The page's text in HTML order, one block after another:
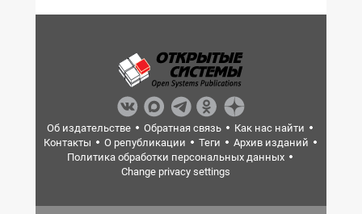
Об издательстве Обратная связь
Как нас найти
Контакты
О републикации Теги
Архив изданий
Политика обработки персональных данных
Change privacy settings